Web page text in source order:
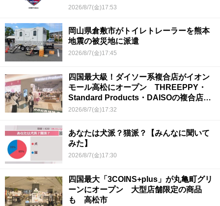
2026/8/7(金)17:53
岡山県倉敷市がトイレトレーラーを熊本
地震の被災地に派遣
2026/8/7(金)17:45
四国最大級！ダイソー系複合店がイオン
モール高松にオープン THREEPPY・
Standard Products・DAISOの複合店は
香川県初
2026/8/7(金)17:32
あなたは犬派？猫派？【みんなに聞いて
みた】
2026/8/7(金)17:30
四国最大「3COINS+plus」が丸亀町グリ
ーンにオープン 大型店舗限定の商品
も 高松市